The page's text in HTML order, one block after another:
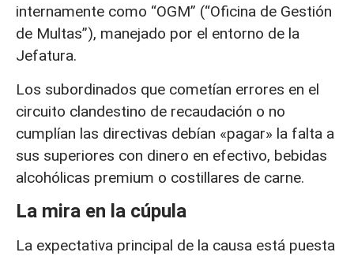
internamente como “OGM” (“Oficina de Gestión
de Multas”), manejado por el entorno de la
Jefatura.
Los subordinados que cometían errores en el
circuito clandestino de recaudación o no
cumplían las directivas debían «pagar» la falta a
sus superiores con dinero en efectivo, bebidas
alcohólicas premium o costillares de carne.
La mira en la cúpula
La expectativa principal de la causa está puesta